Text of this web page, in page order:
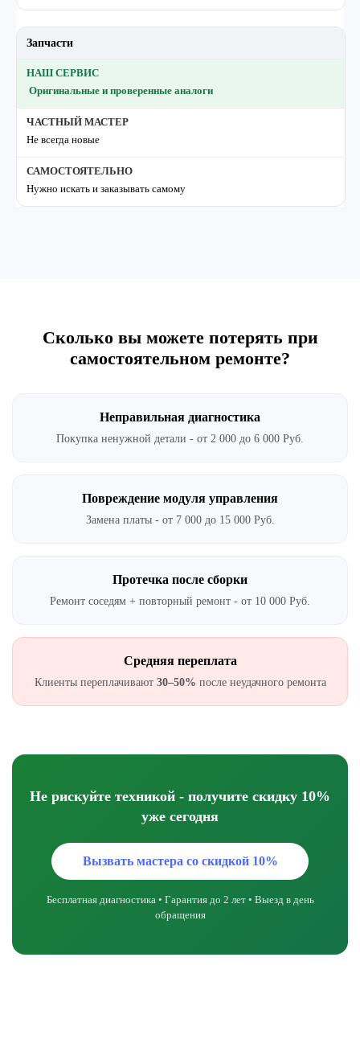
Запчасти
Оригинальные и проверенные аналоги
Не всегда новые
Нужно искать и заказывать самому
Сколько вы можете потерять при
самостоятельном ремонте?
Неправильная диагностика
Покупка ненужной детали - от 2 000 до 6 000 Руб.
Повреждение модуля управления
Замена платы - от 7 000 до 15 000 Руб.
Протечка после сборки
Ремонт соседям + повторный ремонт - от 10 000 Руб.
Средняя переплата
Клиенты переплачивают 30–50% после неудачного ремонта
Не рискуйте техникой - получите скидку 10%
уже сегодня
Вызвать мастера со скидкой 10%
Бесплатная диагностика • Гарантия до 2 лет • Выезд в день
обращения